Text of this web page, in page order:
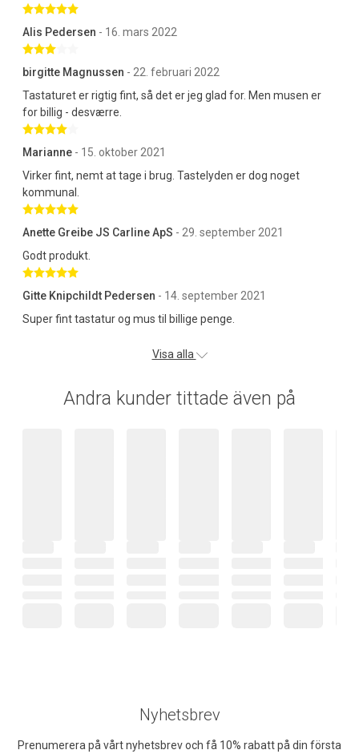
Betygsatt 5 av 5 stjärnor
Alis Pedersen - 16. mars 2022
birgitte Magnussen - 22. februari 2022
Tastaturet er rigtig fint, så det er jeg glad for. Men musen er
for billig - desværre.
Marianne - 15. oktober 2021
Virker fint, nemt at tage i brug. Tastelyden er dog noget
kommunal.
Betygsatt 5 av 5 stjärnor
Anette Greibe JS Carline ApS - 29. september 2021
Godt produkt.
Betygsatt 5 av 5 stjärnor
Gitte Knipchildt Pedersen - 14. september 2021
Super fint tastatur og mus til billige penge.
Visa alla
Andra kunder tittade även på
Nyhetsbrev
Prenumerera på vårt nyhetsbrev och få 10% rabatt på din första